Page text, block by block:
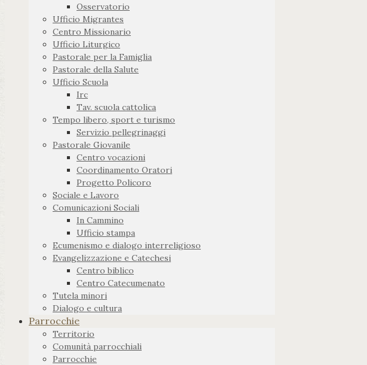
Osservatorio
Ufficio Migrantes
Centro Missionario
Ufficio Liturgico
Pastorale per la Famiglia
Pastorale della Salute
Ufficio Scuola
Irc
Tav. scuola cattolica
Tempo libero, sport e turismo
Servizio pellegrinaggi
Pastorale Giovanile
Centro vocazioni
Coordinamento Oratori
Progetto Policoro
Sociale e Lavoro
Comunicazioni Sociali
In Cammino
Ufficio stampa
Ecumenismo e dialogo interreligioso
Evangelizzazione e Catechesi
Centro biblico
Centro Catecumenato
Tutela minori
Dialogo e cultura
Parrocchie
Territorio
Comunità parrocchiali
Parrocchie